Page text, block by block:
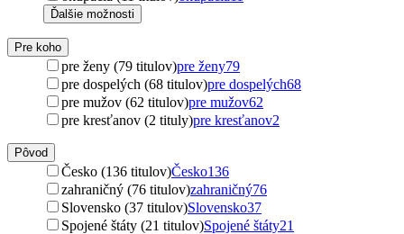
Ďalšie možnosti
Pre koho
pre ženy (79 titulov)pre ženy79
pre dospelých (68 titulov)pre dospelých68
pre mužov (62 titulov)pre mužov62
pre kresťanov (2 tituly)pre kresťanov2
Pôvod
Česko (136 titulov)Česko136
zahraničný (76 titulov)zahraničný76
Slovensko (37 titulov)Slovensko37
Spojené štáty (21 titulov)Spojené štáty21